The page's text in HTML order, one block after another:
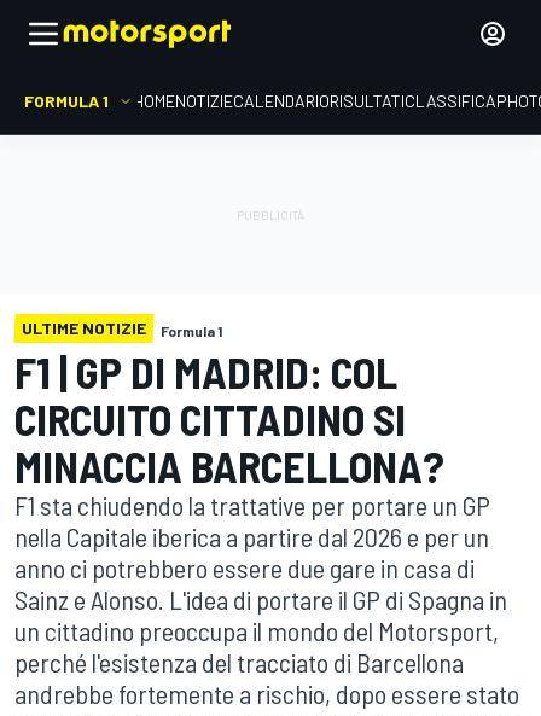
FORMULA 1 HOMENOTIZIECALENDARIORISULTATICLASSIFICA
ULTIME NOTIZIE Formula 1
F1 | GP DI MADRID: COL
CIRCUITO CITTADINO SI
MINACCIA BARCELLONA?
F1 sta chiudendo la trattative per portare un GP
nella Capitale iberica a partire dal 2026 e per un
anno ci potrebbero essere due gare in casa di
Sainz e Alonso. L'idea di portare il GP di Spagna in
un cittadino preoccupa il mondo del Motorsport,
perché l'esistenza del tracciato di Barcellona
andrebbe fortemente a rischio, dopo essere stato